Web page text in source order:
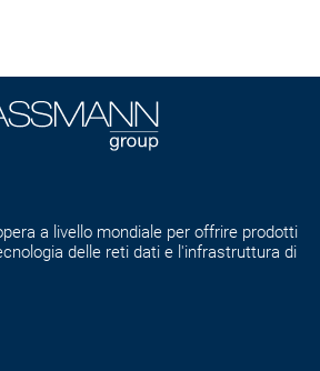
a livello mondiale per offrire prodotti
delle reti dati e l'infrastruttura di